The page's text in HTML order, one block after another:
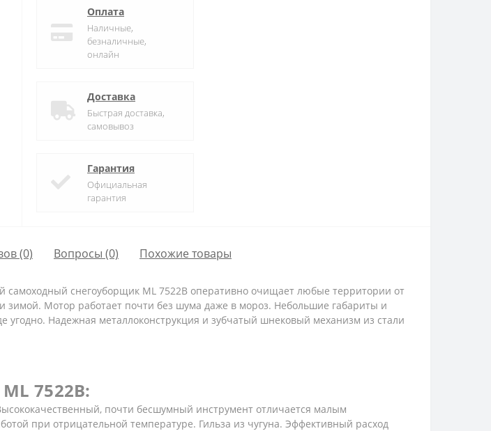
Оплата
Наличные,
безналичные,
онлайн
Доставка
Быстрая доставка,
самовывоз
Гарантия
Официальная
гарантия
(0) Вопросы (0) Похожие товары
самоходный снегоуборщик ML 7522B оперативно очищает любые территории от
зимой. Мотор работает почти без шума даже в мороз. Небольшие габариты и
Надежная металлоконструкция и зубчатый шнековый механизм из стали
7522B:
почти бесшумный инструмент отличается малым
при отрицательной температуре. Гильза из чугуна. Эффективный расход